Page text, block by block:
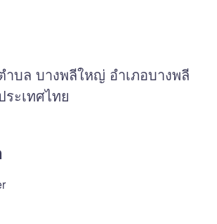
ำบล บางพลีใหญ่ อำเภอบางพลี
ะเทศไทย